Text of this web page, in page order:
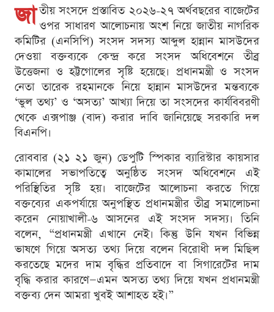
জা তীয় সংসদে প্রস্তাবিত ২০২৬-২৭ অর্থবছরের বাজেটের
ওপর সাধারণ আলোচনায় অংশ নিয়ে জাতীয় নাগরিক
কমিটির (এনসিপি) সংসদ সদস্য আব্দুল হান্নান মাসউদের
দেওয়া বক্তব্যকে কেন্দ্র করে সংসদ অধিবেশনে তীব্র
উত্তেজনা ও হট্টগোলের সৃষ্টি হয়েছে। প্রধানমন্ত্রী ও সংসদ
নেতা তারেক রহমানকে নিয়ে হান্নান মাসউদের মন্তব্যকে
‘ভুল তথ্য’ ও ‘অসত্য’ আখ্যা দিয়ে তা সংসদের কার্যবিবরণী
থেকে এক্সপাঞ্জ (বাদ) করার দাবি জানিয়েছে সরকারি দল
বিএনপি।
রোববার (২১ ২১ জুন) ডেপুটি স্পিকার ব্যারিস্টার কায়সার
কামালের সভাপতিত্বে অনুষ্ঠিত সংসদ অধিবেশনে এই
পরিস্থিতির সৃষ্টি হয়। বাজেটের আলোচনা করতে গিয়ে
বক্তব্যের একপর্যায়ে অনুপস্থিত প্রধানমন্ত্রীর তীব্র সমালোচনা
করেন নোয়াখালী-৬ আসনের এই সংসদ সদস্য। তিনি
বলেন, “প্রধানমন্ত্রী এখানে নেই। কিন্তু উনি যখন বিভিন্ন
ভাষণে গিয়ে অসত্য তথ্য দিয়ে বলেন বিরোধী দল মিছিল
করতেছে মদের দাম বৃদ্ধির প্রতিবাদে বা সিগারেটের দাম
বৃদ্ধি করার কারণে—এমন অসত্য তথ্য দিয়ে যখন প্রধানমন্ত্রী
বক্তব্য দেন আমরা খুবই আশাহত হই।”